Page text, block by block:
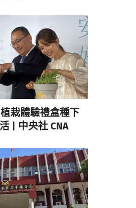
栽體驗禮盒種下
| 中央社 CNA